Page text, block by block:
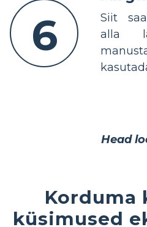
6
Siit
alla
Head
Korduma
küsimused